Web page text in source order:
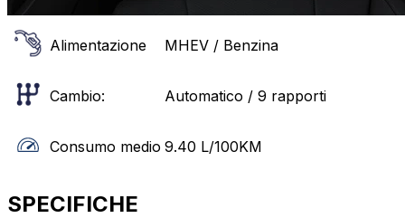
Alimentazione MHEV / Benzina
Cambio: Automatico / 9 rapporti
Consumo medio 9.40 L/100KM
SPECIFICHE